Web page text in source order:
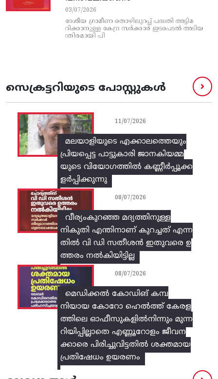
03/07/2026
ദേശീയ ഗ്രാമീണ തൊഴിലുറപ്പ്‌ പദ്ധതി അട്ടിമ
റിക്കാനുള്ള കേന്ദ്ര സര്‍ക്കാര്‍ ഇടപെടല്‍ അടിയ
ന്തിരമായി പി
സെക്രട്ടറിയുടെ പോസ്റ്റുകൾ
മലയാളിയുടെ എക്കാലത്തെയും
പ്രിയപ്പെട്ട പാട്ടുകാരി ജാനകിയമ്മ
യുടെ വിയോഗത്തിൽ കണ്ണീർപ്പൂക്ക
ളർപ്പിക്കുന്നു
11/07/2026
വീര്യംകുറഞ്ഞ മദ്യത്തിനുള്ള
നികുതി എന്തിനാണ് കുറച്ചത് എന്ന
തിൽ വി ഡി സതീശൻ ഇതുവരെ ഉ
ത്തരം നൽകിയിട്ടില്ല
08/07/2026
മെഡിക്കൽ കോഡിങ് കമ്പ
നിയായ കോറോ ഹെൽത്ത് കേരള
ത്തിലെ ഓഫീസുകളിൽനിന്നും മുന്ന
റിയിപ്പില്ലാതെ എണ്ണൂറോളം ജീവന
ക്കാരെ പിരിച്ചുവിട്ടതിൽ‌ ശക്തമായ
പ്രതിഷേധം ഉയരണം
08/07/2026